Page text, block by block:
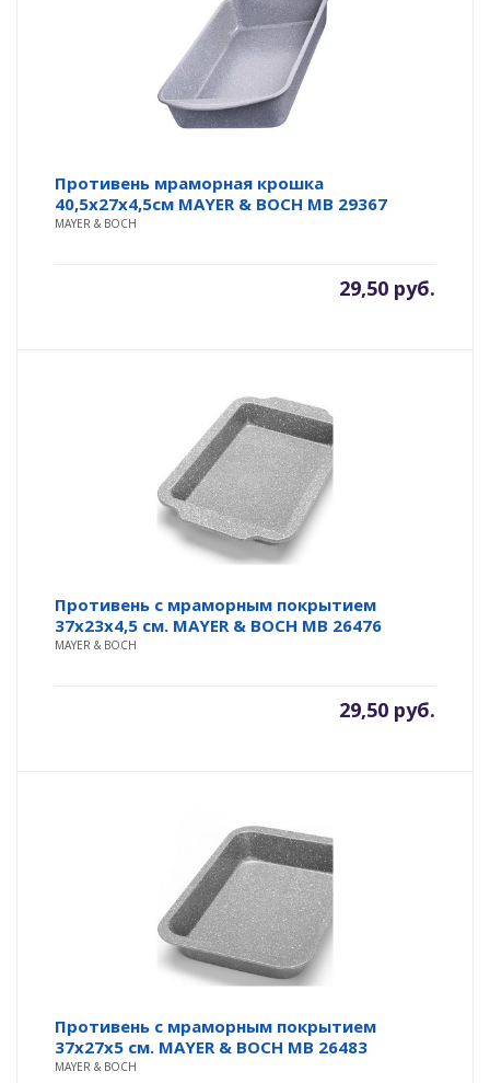
Противень мраморная крошка
40,5х27х4,5см MAYER & BOCH MB 29367
MAYER & BOCH
29,50 руб.
Противень с мраморным покрытием
37х23х4,5 см. MAYER & BOCH MB 26476
MAYER & BOCH
29,50 руб.
Противень с мраморным покрытием
37х27х5 см. MAYER & BOCH MB 26483
MAYER & BOCH